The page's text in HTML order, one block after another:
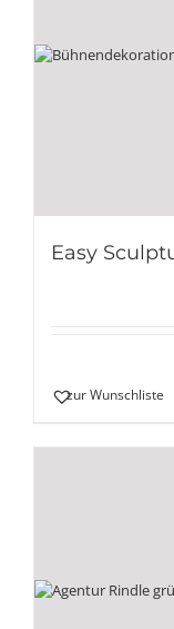
Easy
zur Wunschliste